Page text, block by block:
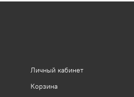
Личный кабинет
Корзина